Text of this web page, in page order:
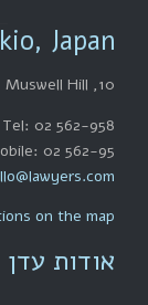
Japan
10, Firs Avenue, Muswell Hill,
Tel: 02 562-958
02 562-95
on the map
אודות עדן